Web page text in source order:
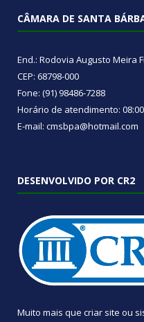
CÂMARA DE SANTA
End.: Rodovia Augusto Meira
CEP: 68798-000
Fone: (91) 98486-7288
Horário de atendimento:
E-mail: cmsbpa@hotmail.com
DESENVOLVIDO POR CR2
Muito mais que criar site ou